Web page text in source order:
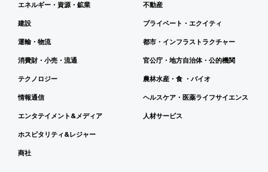
エネルギー・資源・鉱業
建設
運輸・物流
消費財・小売・流通
テクノロジー
情報通信
エンタテイメント&メディア
ホスピタリティ&レジャー
商社
不動産
プライベート・エクイティ
都市・インフラストラクチャー
官公庁・地方自治体・公的機関
農林水産・食 ・バイオ
ヘルスケア・医薬ライフサイエンス
人材サービス